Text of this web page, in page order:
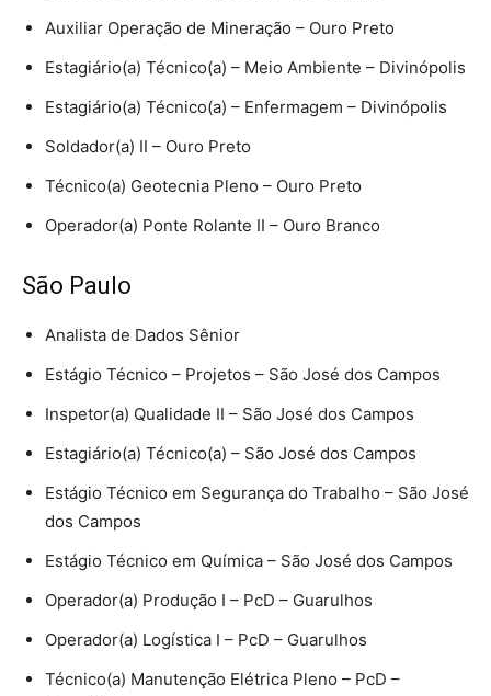
Auxiliar Operação de Mineração – Ouro Preto
Estagiário(a) Técnico(a) – Meio Ambiente – Divinópolis
Estagiário(a) Técnico(a) – Enfermagem – Divinópolis
Soldador(a) II – Ouro Preto
Técnico(a) Geotecnia Pleno – Ouro Preto
Operador(a) Ponte Rolante II – Ouro Branco
São Paulo
Analista de Dados Sênior
Estágio Técnico – Projetos – São José dos Campos
Inspetor(a) Qualidade II – São José dos Campos
Estagiário(a) Técnico(a) – São José dos Campos
Estágio Técnico em Segurança do Trabalho – São José
dos Campos
Estágio Técnico em Química – São José dos Campos
Operador(a) Produção I – PcD – Guarulhos
Operador(a) Logística I – PcD – Guarulhos
Técnico(a) Manutenção Elétrica Pleno – PcD –